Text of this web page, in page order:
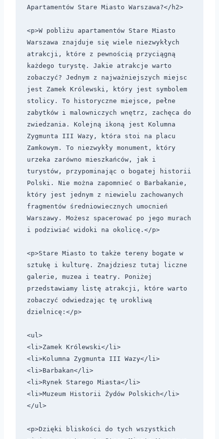
Apartamentów Stare Miasto Warszawa?</h2>
<p>W pobliżu apartamentów Stare Miasto
Warszawa znajduje się wiele niezwykłych
atrakcji, które z pewnością przyciągną
każdego turystę. Jakie atrakcje warto
zobaczyć? Jednym z najważniejszych miejsc
jest Zamek Królewski, który jest symbolem
stolicy. To historyczne miejsce, pełne
zabytków i malowniczych wnętrz, zachęca do
zwiedzania. Kolejną ikoną jest Kolumna
Zygmunta III Wazy, która stoi na placu
Zamkowym. To niezwykły monument, który
urzeka zarówno mieszkańców, jak i
turystów, przypominając o bogatej historii
Polski. Nie można zapomnieć o Barbakanie,
który jest jednym z niewielu zachowanych
fragmentów średniowiecznych umocnień
Warszawy. Możesz spacerować po jego murach
i podziwiać widoki na okolicę.</p>
<p>Stare Miasto to także tereny bogate w
sztukę i kulturę. Znajdziesz tutaj liczne
galerie, muzea i teatry. Poniżej
przedstawiamy listę atrakcji, które warto
zobaczyć odwiedzając tę urokliwą
dzielnicę:</p>
<ul>
<li>Zamek Królewski</li>
<li>Kolumna Zygmunta III Wazy</li>
<li>Barbakan</li>
<li>Rynek Starego Miasta</li>
<li>Muzeum Historii Żydów Polskich</li>
</ul>
<p>Dzięki bliskości do tych wszystkich